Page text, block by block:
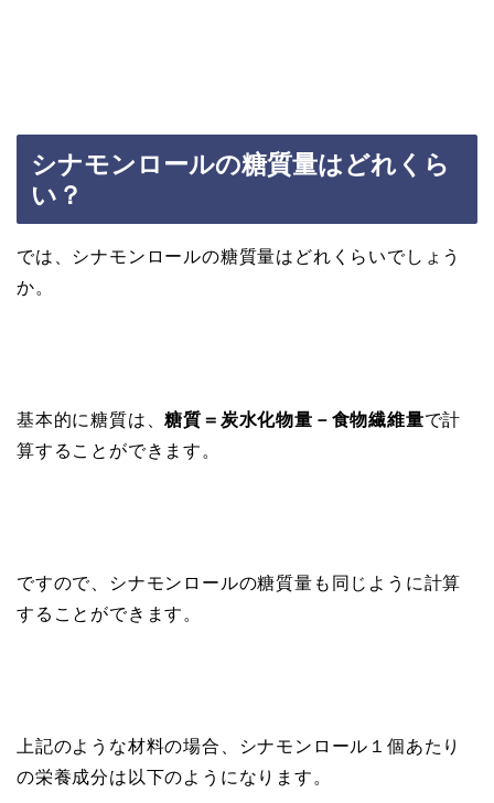
シナモンロールの糖質量はどれくら
い？
では、シナモンロールの糖質量はどれくらいでしょう
か。
基本的に糖質は、糖質＝炭水化物量－食物繊維量で計
算することができます。
ですので、シナモンロールの糖質量も同じように計算
することができます。
上記のような材料の場合、シナモンロール１個あたり
の栄養成分は以下のようになります。